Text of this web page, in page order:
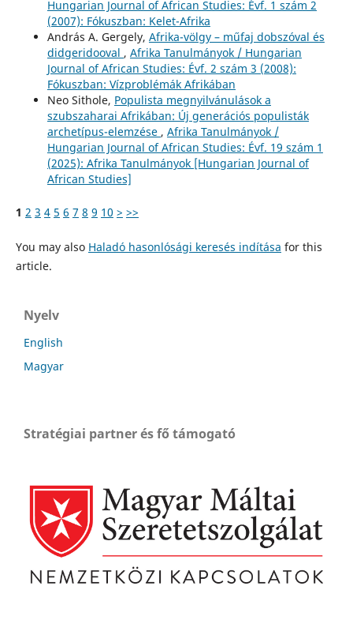
Hungarian Journal of African Studies: Évf. 1 szám 2
(2007): Fókuszban: Kelet-Afrika
András A. Gergely, Afrika-völgy – műfaj dobszóval és
didgeridooval , Afrika Tanulmányok / Hungarian
Journal of African Studies: Évf. 2 szám 3 (2008):
Fókuszban: Vízproblémák Afrikában
Neo Sithole, Populista megnyilvánulások a
szubszaharai Afrikában: Új generációs populisták
archetípus-elemzése , Afrika Tanulmányok /
Hungarian Journal of African Studies: Évf. 19 szám 1
(2025): Afrika Tanulmányok [Hungarian Journal of
African Studies]
1 2 3 4 5 6 7 8 9 10 > >>
You may also Haladó hasonlósági keresés indítása for this
article.
Nyelv
English
Magyar
Stratégiai partner és fő támogató